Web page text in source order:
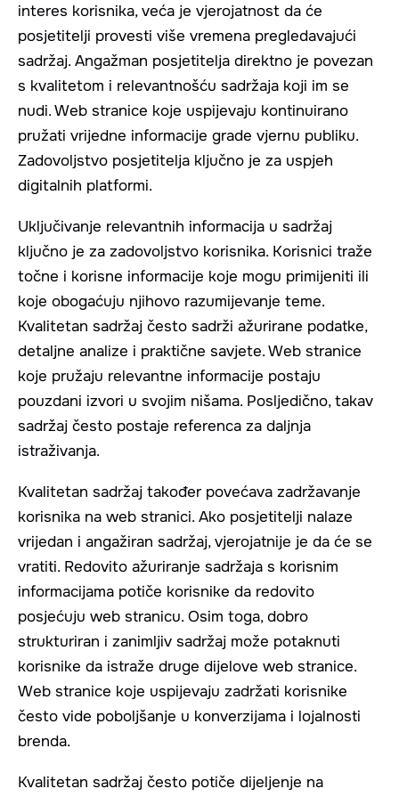
interes korisnika, veća je vjerojatnost da će
posjetitelji provesti više vremena pregledavajući
sadržaj. Angažman posjetitelja direktno je povezan
s kvalitetom i relevantnošću sadržaja koji im se
nudi. Web stranice koje uspijevaju kontinuirano
pružati vrijedne informacije grade vjernu publiku.
Zadovoljstvo posjetitelja ključno je za uspjeh
digitalnih platformi.
Uključivanje relevantnih informacija u sadržaj
ključno je za zadovoljstvo korisnika. Korisnici traže
točne i korisne informacije koje mogu primijeniti ili
koje obogaćuju njihovo razumijevanje teme.
Kvalitetan sadržaj često sadrži ažurirane podatke,
detaljne analize i praktične savjete. Web stranice
koje pružaju relevantne informacije postaju
pouzdani izvori u svojim nišama. Posljedično, takav
sadržaj često postaje referenca za daljnja
istraživanja.
Kvalitetan sadržaj također povećava zadržavanje
korisnika na web stranici. Ako posjetitelji nalaze
vrijedan i angažiran sadržaj, vjerojatnije je da će se
vratiti. Redovito ažuriranje sadržaja s korisnim
informacijama potiče korisnike da redovito
posjećuju web stranicu. Osim toga, dobro
strukturiran i zanimljiv sadržaj može potaknuti
korisnike da istraže druge dijelove web stranice.
Web stranice koje uspijevaju zadržati korisnike
često vide poboljšanje u konverzijama i lojalnosti
brenda.
Kvalitetan sadržaj često potiče dijeljenje na